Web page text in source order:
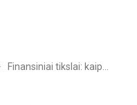
Finansiniai tikslai: kaip…